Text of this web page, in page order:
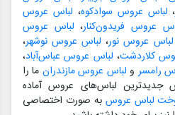
، لباس عروس سوادکوه، لباس عروس
عروس فریدون‌کنار، لباس عروس
لباس عروس نور، لباس عروس نوشهر،
کلاردشت، لباس عروس عباس‌آباد،
رامسر و لباس عروس مازندران ما را
جدیدترین لباس‌های عروس آماده
لباس عروس به صورت اختصاصی